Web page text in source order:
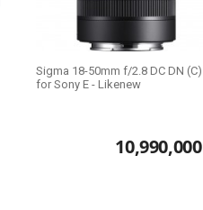
Sigma 18-50mm f/2.8 DC DN (C)
for Sony E - Likenew
10,990,000